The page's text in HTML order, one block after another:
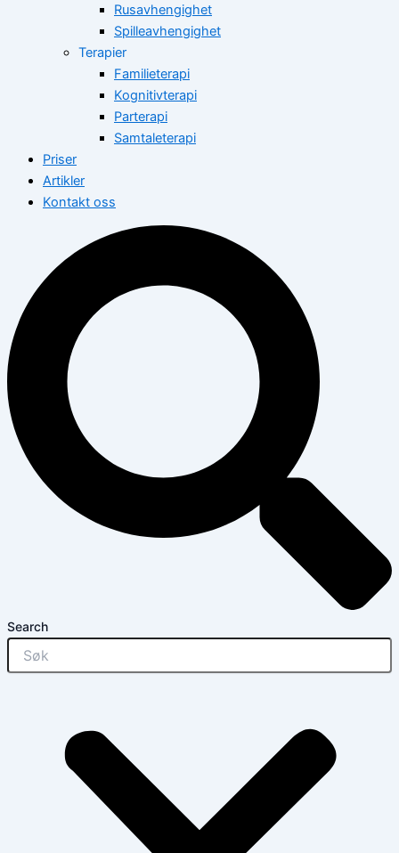
Rusavhengighet
Spilleavhengighet
Terapier
Familieterapi
Kognitivterapi
Parterapi
Samtaleterapi
Priser
Artikler
Kontakt oss
Search